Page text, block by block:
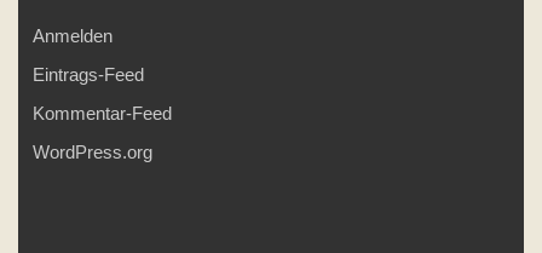
Anmelden
Eintrags-Feed
Kommentar-Feed
WordPress.org